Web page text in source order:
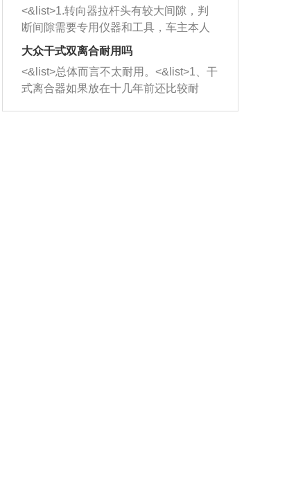
放在燃油箱中，与燃油混合后，车辆启
动时，就可以和汽油一起进入到燃烧
室，最后形成废气排出，就可以让三元
催化器得到清洗，排气管堵塞的情况就
能够得到解决。
驾驶车辆时，不需要记忆也能打好方
向。
活塞间隙过大：积碳会使活塞环与缸体
的间隙扩大，导致机油流入燃烧室中，
造成烧机油。<&list>3、机油粘度。使用
机油粘度过小的话，同样会有烧机油现
象，机油粘度过小具有很好的流动性，
<&list>1.转向器拉杆头有较大间隙，判
断间隙需要专用仪器和工具，车主本人
无法制作，需要将车辆送到修理厂或4s
店；<&list>2.车辆半轴套管防尘罩破
裂，破裂后会出现漏油现象，使半轴磨
损严重，磨损的半轴容易损坏，产生异
响；<&list>3.稳定器的转向胶套和球头
大众干式双离合耐用吗
<&list>总体而言不太耐用。<&list>1、干
式离合器如果放在十几年前还比较耐